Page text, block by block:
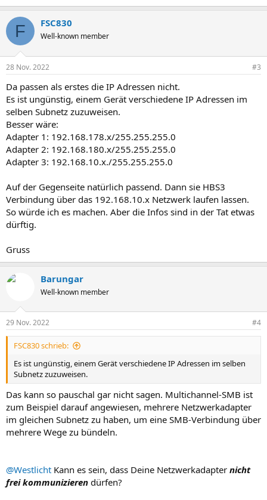
F FSC830
Well-known member
28 Nov. 2022 #3
Da passen als erstes die IP Adressen nicht.
Es ist ungünstig, einem Gerät verschiedene IP Adressen im
selben Subnetz zuzuweisen.
Besser wäre:
Adapter 1: 192.168.178.x/255.255.255.0
Adapter 2: 192.168.180.x/255.255.255.0
Adapter 3: 192.168.10.x./255.255.255.0
Auf der Gegenseite natürlich passend. Dann sie HBS3
Verbindung über das 192.168.10.x Netzwerk laufen lassen.
So würde ich es machen. Aber die Infos sind in der Tat etwas
dürftig.
Gruss
Barungar
Well-known member
29 Nov. 2022 #4
FSC830 schrieb:
Es ist ungünstig, einem Gerät verschiedene IP Adressen im selben
Subnetz zuzuweisen.
Das kann so pauschal gar nicht sagen. Multichannel-SMB ist
zum Beispiel darauf angewiesen, mehrere Netzwerkadapter
im gleichen Subnetz zu haben, um eine SMB-Verbindung über
mehrere Wege zu bündeln.
@Westlicht Kann es sein, dass Deine Netzwerkadapter nicht
frei kommunizieren dürfen?